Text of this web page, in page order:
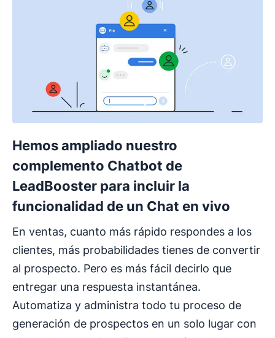
Hemos ampliado nuestro
complemento Chatbot de
LeadBooster para incluir la
funcionalidad de un Chat en vivo
En ventas, cuanto más rápido respondes a los
clientes, más probabilidades tienes de convertir
al prospecto. Pero es más fácil decirlo que
entregar una respuesta instantánea.
Automatiza y administra todo tu proceso de
generación de prospectos en un solo lugar con